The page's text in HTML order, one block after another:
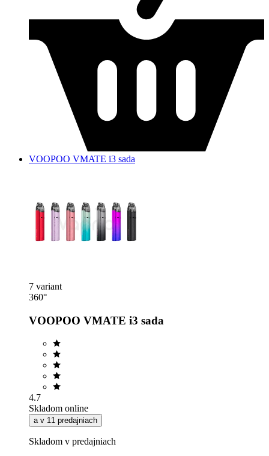
VOOPOO VMATE i3 sada
7 variant
360°
VOOPOO VMATE i3 sada
4.7
Skladom online
a v 11 predajniach
Skladom v predajniach